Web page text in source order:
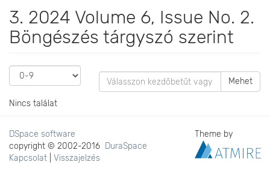
3. 2024 Volume 6, Issue No. 2.
Böngészés tárgyszó szerint
Mehet
Nincs találat
DSpace software
copyright © 2002-2016 DuraSpace
Kapcsolat
Visszajelzés
Theme by